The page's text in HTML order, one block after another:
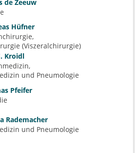
de Zeeuw
Hüfner
(Viszeralchirurgie)
Kroidl
und Pneumologie
Pfeifer
Rademacher
und Pneumologie